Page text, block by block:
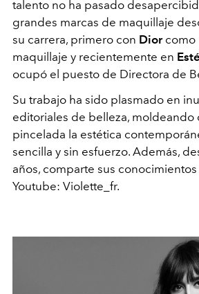
talento no ha pasado
grandes marcas de maquillaje
su carrera, primero con Diorcomo
maquillaje y recientemente en
ocupó el puesto de Directora de
Su trabajo ha sido plasmado en
editoriales de belleza, moldeando
pincelada la estética
sencilla y sin esfuerzo. Además,
años, comparte sus
Youtube: Violette_fr.